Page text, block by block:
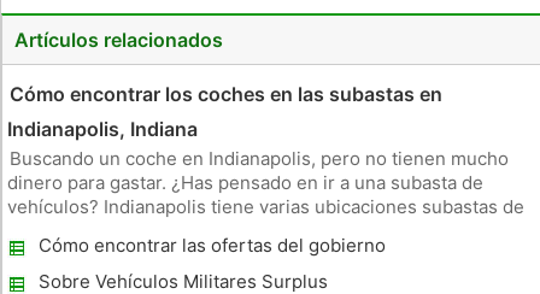
Artículos relacionados
Cómo encontrar los coches en las subastas en
Indianapolis, Indiana
Buscando un coche en Indianapolis, pero no tienen mucho
dinero para gastar. ¿Has pensado en ir a una subasta de
vehículos? Indianapolis tiene varias ubicaciones subastas de
increíblemente bajo en una subasta. Actualización 24 de
febrero 2011 Instruc
Cómo encontrar las ofertas del gobierno
para vehículos recuperados
Sobre Vehículos Militares Surplus